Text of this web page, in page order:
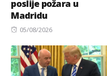
poslije požara u
Madridu
Posted
05/08/2026